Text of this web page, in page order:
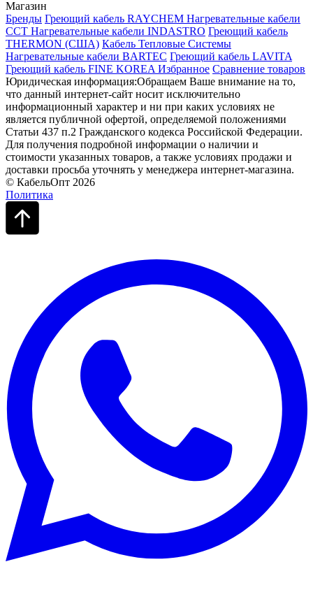
Магазин
Бренды Греющий кабель RAYCHEM Нагревательные кабели
ССТ Нагревательные кабели INDASTRO Греющий кабель
THERMON (США) Кабель Тепловые Системы
Нагревательные кабели BARTEC Греющий кабель LAVITA
Греющий кабель FINE KOREA Избранное Сравнение товаров
Юридическая информация:Обращаем Ваше внимание на то,
что данный интернет-сайт носит исключительно
информационный характер и ни при каких условиях не
является публичной офертой, определяемой положениями
Статьи 437 п.2 Гражданского кодекса Российской Федерации.
Для получения подробной информации о наличии и
стоимости указанных товаров, а также условиях продажи и
доставки просьба уточнять у менеджера интернет-магазина.
© КабельОпт 2026
Политика